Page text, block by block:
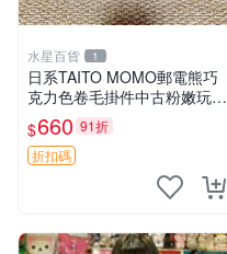
水星百貨 1
日系TAITO MOMO郵電熊巧
克力色卷毛掛件中古粉嫩玩偶
微瑕推薦 postpet momo 郵
電熊 中古玩偶
$660 91折
折扣碼